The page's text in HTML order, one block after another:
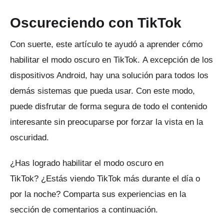
Oscureciendo con TikTok
Con suerte, este artículo te ayudó a aprender cómo
habilitar el modo oscuro en TikTok. A excepción de los
dispositivos Android, hay una solución para todos los
demás sistemas que pueda usar. Con este modo,
puede disfrutar de forma segura de todo el contenido
interesante sin preocuparse por forzar la vista en la
oscuridad.
¿Has logrado habilitar el modo oscuro en
TikTok? ¿Estás viendo TikTok más durante el día o
por la noche? Comparta sus experiencias en la
sección de comentarios a continuación.